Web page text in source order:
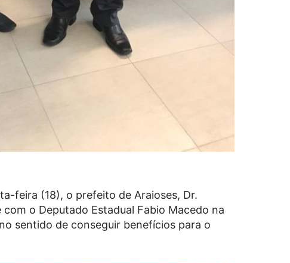
feira (18), o prefeito de Araioses, Dr.
o Deputado Estadual Fabio Macedo na
sentido de conseguir benefícios para o